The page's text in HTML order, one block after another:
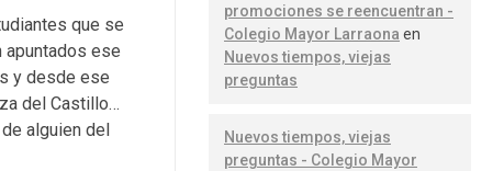
que se
apuntados ese
y desde ese
del Castillo…
alguien del
promociones se reencuentran -
Colegio Mayor Larraona en
Nuevos tiempos, viejas
preguntas
Nuevos tiempos, viejas
preguntas - Colegio Mayor